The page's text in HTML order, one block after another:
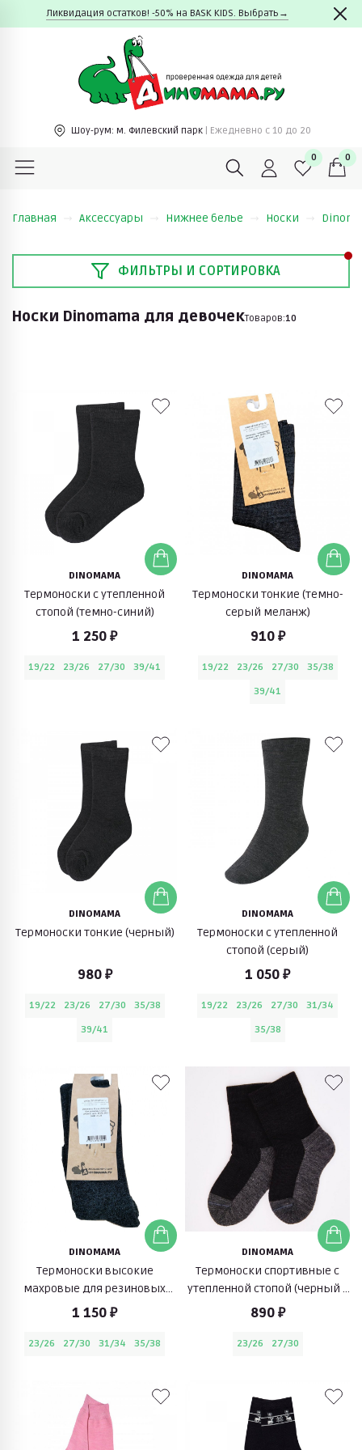
Ликвидация остатков! -50% на BASK KIDS. Выбрать→
Шоу-рум: м. Филевский парк | Ежедневно c 10 до 20
0 0
Главная Аксессуары Нижнее белье Носки
ФИЛЬТРЫ И СОРТИРОВКА
Носки Dinomama для девочекТоваров:10
DINOMAMA
Термоноски с утепленной
стопой (темно-синий)
1 250 ₽
19/22 23/26 27/30 39/41
DINOMAMA
Термоноски тонкие (темно-
серый меланж)
910 ₽
19/22 23/26 27/30
35/38
39/41
DINOMAMA
Термоноски тонкие (черный)
980 ₽
19/22 23/26 27/30
35/38
39/41
DINOMAMA
Термоноски с утепленной
стопой (серый)
1 050 ₽
19/22 23/26 27/30
31/34
35/38
DINOMAMA
Термоноски высокие
махровые для резиновых
сапог (серый)
1 150 ₽
23/26 27/30 31/34 35/38
DINOMAMA
Термоноски спортивные с
утепленной стопой (черный с
серым)
890 ₽
23/26 27/30